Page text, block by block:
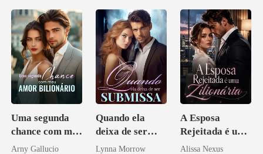
Uma segunda
chance com meu
amor bilionário
Arny Gallucio
Quando ela
deixa de ser
submissa
Lynna Morrow
A Esposa
Rejeitada é uma
Zilionária
Alissa Nexus